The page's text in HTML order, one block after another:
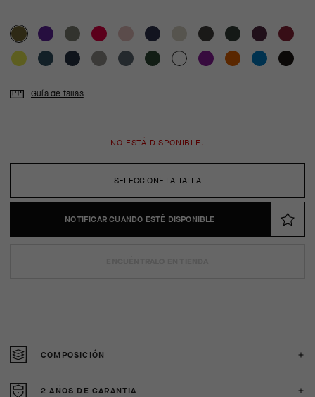
SELECCIONE LA TALLA
Guía de tallas
NO ESTÁ DISPONIBLE.
NOTIFICAR CUANDO ESTÉ DISPONIBLE
COMPOSICIÓN
2 AÑOS DE GARANTIA